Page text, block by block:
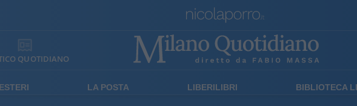
QUOTIDIANO
ESTERI LA POSTA LIBERILIBRI BIBLIOTECA